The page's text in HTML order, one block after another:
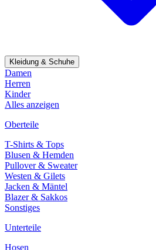
Kleidung & Schuhe
Damen
Herren
Kinder
Alles anzeigen
Oberteile
T-Shirts & Tops
Blusen & Hemden
Pullover & Sweater
Westen & Gilets
Jacken & Mäntel
Blazer & Sakkos
Sonstiges
Unterteile
Hosen